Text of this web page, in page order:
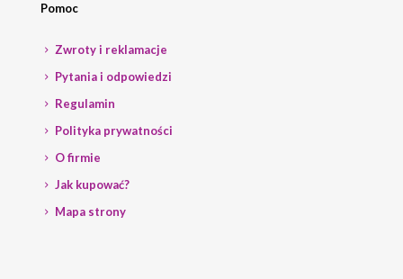
Pomoc
Zwroty i reklamacje
Pytania i odpowiedzi
Regulamin
Polityka prywatności
O firmie
Jak kupować?
Mapa strony